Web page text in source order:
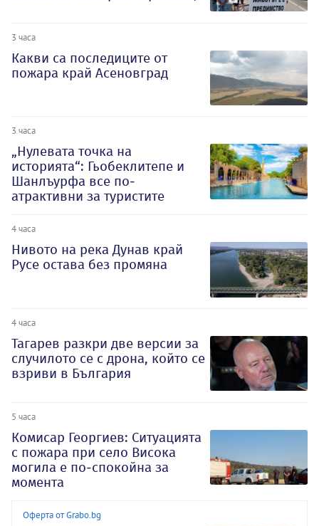
3 часа
Какви са последиците от
пожара край Асеновград
3 часа
„Нулевата точка на
историята“: Гьобеклитепе и
Шанлъурфа все по-
атрактивни за туристите
4 часа
Нивото на река Дунав край
Русе остава без промяна
4 часа
Тагарев разкри две версии за
случилото се с дрона, който се
взриви в България
5 часа
Комисар Георгиев: Ситуацията
с пожара при село Висока
могила е по-спокойна за
момента
Оферта от Grabo.bg